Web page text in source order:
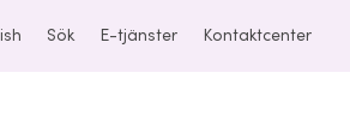
Sök E-tjänster Kontaktcenter